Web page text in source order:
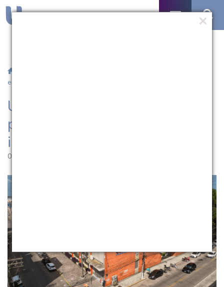
em inglês e espanhol
UCPel abre inscrições para
provas de proficiência em
inglês e espanhol
02.03.2026 | 11:56